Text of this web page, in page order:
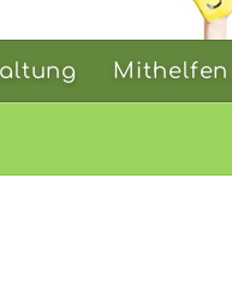
Mithelfen